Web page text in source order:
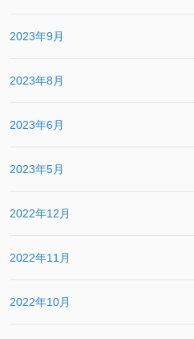
2023年9月
2023年8月
2023年6月
2023年5月
2022年12月
2022年11月
2022年10月